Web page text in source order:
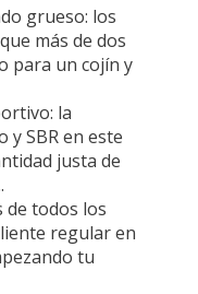
grueso: los
más de dos
para un cojín y
la
y SBR en este
justa de
de todos los
regular en
tu